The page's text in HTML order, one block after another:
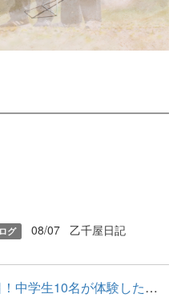
グ 08/07 乙千屋日記
学びと遊びが詰まった2泊3日！中学生10名が体験した芦北町の魅力...